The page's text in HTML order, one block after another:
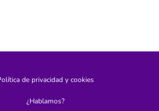
de privacidad y cookies
¿Hablamos?